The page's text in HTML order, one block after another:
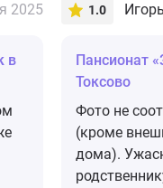
2025
в
1.0
Пансионат
Токсово
Фото не
(кроме
дома).